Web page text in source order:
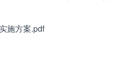
施方案.pdf